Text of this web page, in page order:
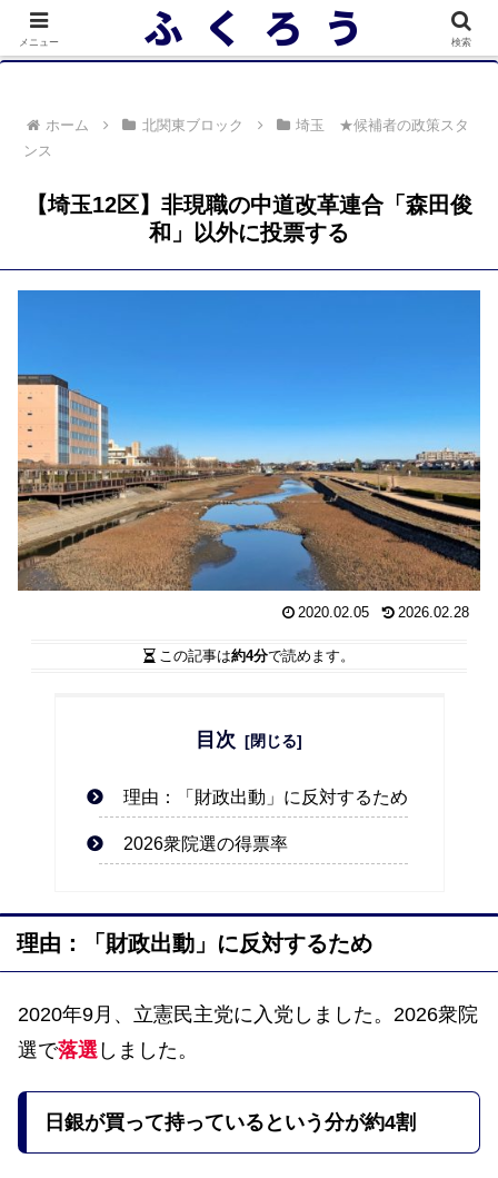
落選者一覧 政党別 (2/10)
ホーム 北関東ブロック
埼玉 ★候補者の政策スタ
ンス
【埼玉12区】非現職の中道改革連合「森田俊
和」以外に投票する
2020.02.05 2026.02.28
この記事は約4分で読めます。
目次
理由：「財政出動」に反対するため
2026衆院選の得票率
理由：「財政出動」に反対するため
2020年9月、立憲民主党に入党しました。2026衆院
選で落選 しました。
日銀が買って持っているという分が約4割
メニュー 検索